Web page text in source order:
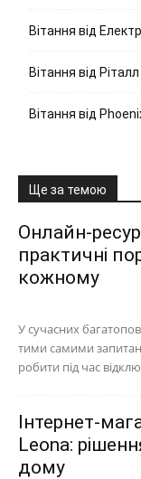
Вітання від
Вітання від
Вітання від
Ще за темою
Онлайн-
практичні
кожному
У сучасних
тими самими
робити під час
Інтернет-
Leona:
дому